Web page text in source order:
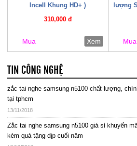
Incell Khung HD+ )
310,000 đ
Mua Xem
lượng
Mua
TIN CÔNG NGHỆ
zắc tai nghe samsung n5100 chất lượng,
tại tphcm
13/11/2018
Zắc tai nghe samsung n5100 giá sỉ khuyến
kèm quà tặng dịp cuối năm